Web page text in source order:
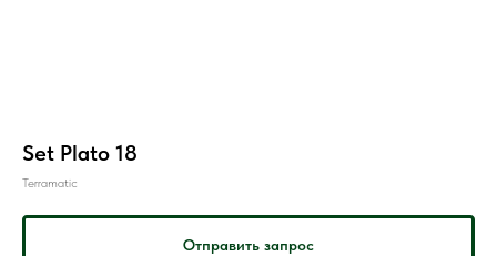
Set Plato 18
Terramatic
Отправить запрос